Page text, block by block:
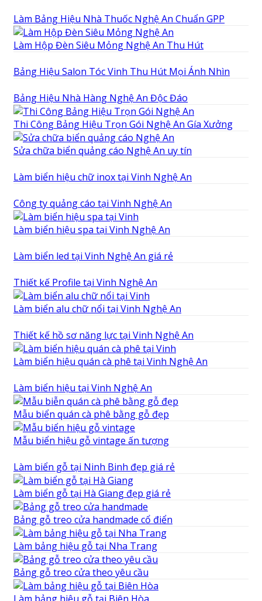
Làm Bảng Hiệu Nhà Thuốc Nghệ An Chuẩn GPP
Làm Hộp Đèn Siêu Mỏng Nghệ An Thu Hút
Bảng Hiệu Salon Tóc Vinh Thu Hút Mọi Ánh Nhìn
Bảng Hiệu Nhà Hàng Nghệ An Độc Đáo
Thi Công Bảng Hiệu Trọn Gói Nghệ An Gía Xưởng
Sửa chữa biển quảng cáo Nghệ An uy tín
Làm biển hiệu chữ inox tại Vinh Nghệ An
Công ty quảng cáo tại Vinh Nghệ An
Làm biển hiệu spa tại Vinh Nghệ An
Làm biển led tại Vinh Nghệ An giá rẻ
Thiết kế Profile tại Vinh Nghệ An
Làm biển alu chữ nổi tại Vinh Nghệ An
Thiết kế hồ sơ năng lực tại Vinh Nghệ An
Làm biển hiệu quán cà phê tại Vinh Nghệ An
Làm biển hiệu tại Vinh Nghệ An
Mẫu biển quán cà phê bằng gỗ đẹp
Mẫu biển hiệu gỗ vintage ấn tượng
Làm biển gỗ tại Ninh Binh đẹp giá rẻ
Làm biển gỗ tại Hà Giang đẹp giá rẻ
Bảng gỗ treo cửa handmade cổ điển
Làm bảng hiệu gỗ tại Nha Trang
Bảng gỗ treo cửa theo yêu cầu